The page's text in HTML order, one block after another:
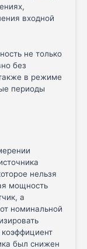
входной
не только
без
в режиме
периоды
нельзя
мощность
а
номинальной
коэффициент
был снижен